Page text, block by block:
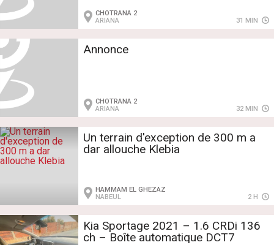
CHOTRANA 2
ARIANA
31 MIN
Annonce
CHOTRANA 2
ARIANA
32 MIN
Un terrain d'exception de 300 m a
dar allouche Klebia
HAMMAM EL GHEZAZ
NABEUL
2 H
Kia Sportage 2021 – 1.6 CRDi 136
ch – Boîte automatique DCT7